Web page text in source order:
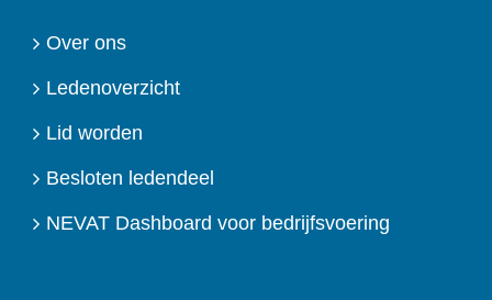
Over ons
Ledenoverzicht
Lid worden
Besloten ledendeel
NEVAT Dashboard voor bedrijfsvoering